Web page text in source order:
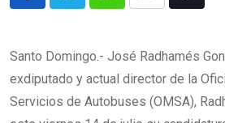
Santo Domingo.- José Radhamés
exdiputado y actual director de la
Servicios de Autobuses (OMSA),